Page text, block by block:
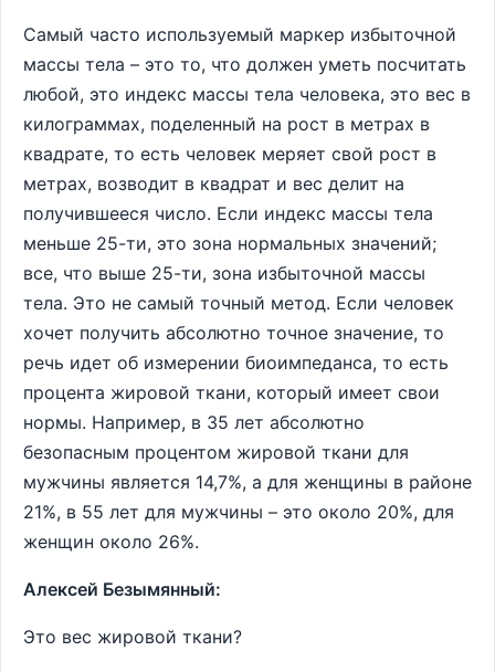
Самый часто используемый маркер избыточной
массы тела – это то, что должен уметь посчитать
любой, это индекс массы тела человека, это вес в
килограммах, поделенный на рост в метрах в
квадрате, то есть человек меряет свой рост в
метрах, возводит в квадрат и вес делит на
получившееся число. Если индекс массы тела
меньше 25-ти, это зона нормальных значений;
все, что выше 25-ти, зона избыточной массы
тела. Это не самый точный метод. Если человек
хочет получить абсолютно точное значение, то
речь идет об измерении биоимпеданса, то есть
процента жировой ткани, который имеет свои
нормы. Например, в 35 лет абсолютно
безопасным процентом жировой ткани для
мужчины является 14,7%, а для женщины в районе
21%, в 55 лет для мужчины – это около 20%, для
женщин около 26%.
Алексей Безымянный:
Это вес жировой ткани?